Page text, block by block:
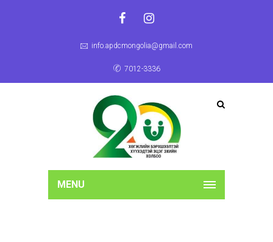
info.apdcmongolia@gmail.com
7012-3336
MENU